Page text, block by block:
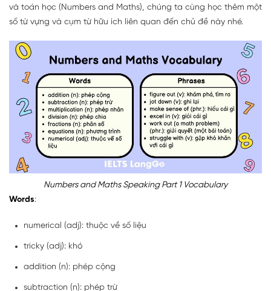
và toán học (Numbers and Maths), chúng ta cùng học thêm một
số từ vựng và cụm từ hữu ích liên quan đến chủ đề này nhé.
Numbers and Maths Speaking Part 1 Vocabulary
Words:
numerical (adj): thuộc về số liệu
tricky (adj): khó
addition (n): phép cộng
subtraction (n): phép trừ